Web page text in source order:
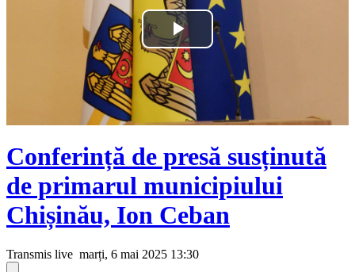
Play
Video
Conferință de presă susținută
de primarul municipiului
Chișinău, Ion Ceban
Transmis live marți, 6 mai 2025 13:30